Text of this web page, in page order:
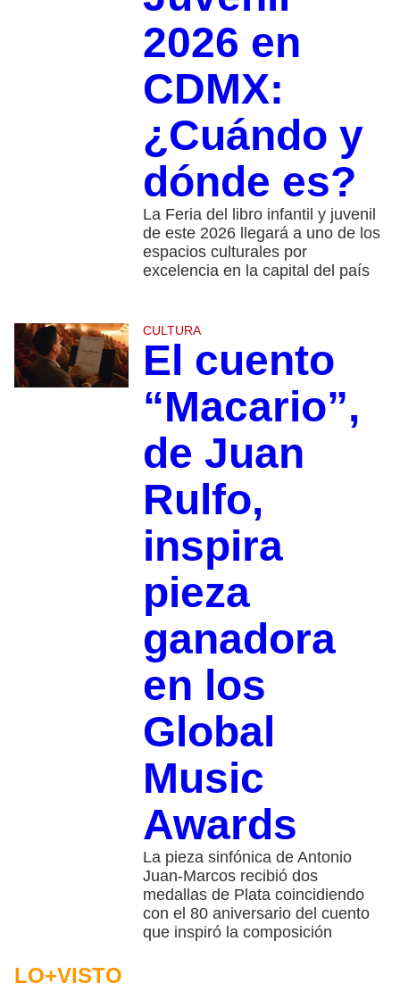
2026 en
CDMX:
¿Cuándo y
dónde es?
La Feria del libro infantil y juvenil
de este 2026 llegará a uno de los
espacios culturales por
excelencia en la capital del país
CULTURA
El cuento
“Macario”,
de Juan
Rulfo,
inspira
pieza
ganadora
en los
Global
Music
Awards
La pieza sinfónica de Antonio
Juan-Marcos recibió dos
medallas de Plata coincidiendo
con el 80 aniversario del cuento
que inspiró la composición
LO+VISTO